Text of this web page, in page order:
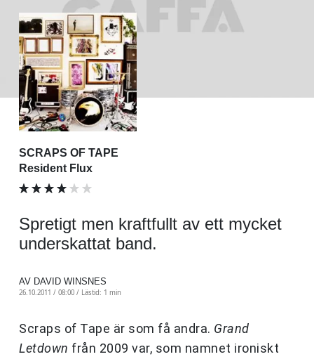
SCRAPS OF TAPE
Resident Flux
Spretigt men kraftfullt av ett mycket
underskattat band.
AV DAVID WINSNES
26.10.2011 / 08:00 / Lästid: 1 min
Scraps of Tape är som få andra. Grand
Letdown från 2009 var, som namnet ironiskt